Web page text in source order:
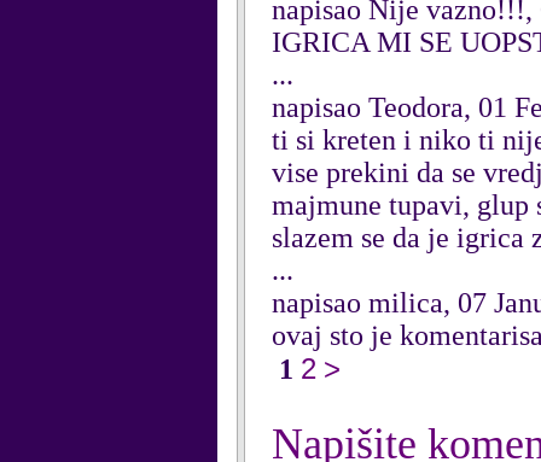
napisao Nije vazno!!!,
IGRICA MI SE
...
napisao Teodora, 01
ti si kreten i niko ti
vise prekini da se
majmune tupavi,
slazem se da je igrica
...
napisao milica, 07
ovaj sto je
1 2 >
Napišite